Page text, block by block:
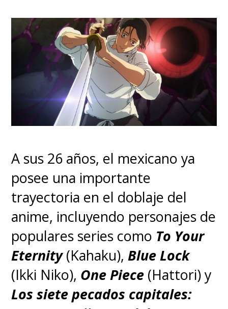
A sus 26 años, el mexicano ya
posee una importante
trayectoria en el doblaje del
anime, incluyendo personajes de
populares series como To Your
Eternity(Kahaku),Blue Lock
(Ikki Niko), One Piece (Hattori) y
Los siete pecados capitales: